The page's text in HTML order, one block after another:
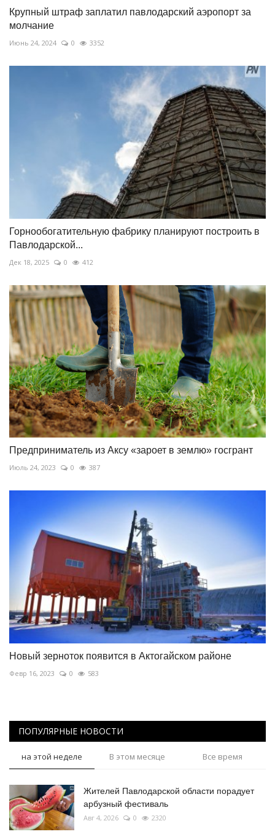
Крупный штраф заплатил павлодарский аэропорт за
молчание
Июнь 24, 2024 0 3352
Горнообогатительную фабрику планируют построить в
Павлодарской...
Дек 18, 2025 0 412
Предприниматель из Аксу «зароет в землю» госгрант
Июль 24, 2023 0 387
Новый зерноток появится в Актогайском районе
Февр 16, 2023 0 583
ПОПУЛЯРНЫЕ НОВОСТИ
на этой неделе В этом месяце Все время
Жителей Павлодарской области порадует
арбузный фестиваль
Авг 4, 2026 0 2320